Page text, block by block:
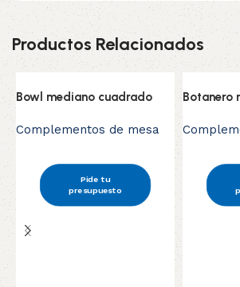
Productos Relacionados
Bowl mediano cuadrado
Complementos de mesa
Pide tu
presupuesto
Botanero